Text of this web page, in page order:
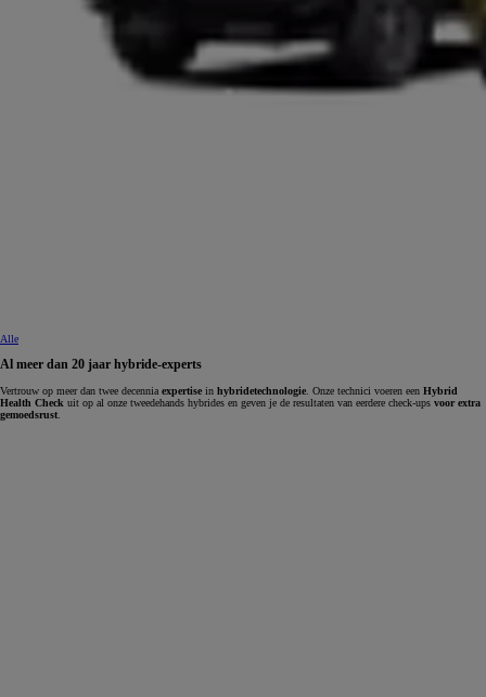
Alle
Al meer dan 20 jaar hybride-experts
Vertrouw op meer dan twee decennia expertise in hybridetechnologie . Onze technici voeren een Hybrid
Health Check uit op al onze tweedehands hybrides en geven je de resultaten van eerdere check-ups voor extra
gemoedsrust